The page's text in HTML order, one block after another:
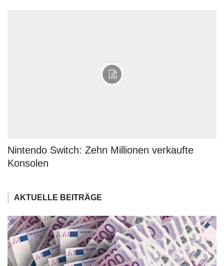
Nintendo Switch: Zehn Millionen verkaufte
Konsolen
AKTUELLE BEITRÄGE